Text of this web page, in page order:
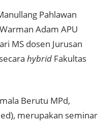
Pahlawan
Adam APU
MS dosen Jurusan
hybrid Fakultas
Berutu MPd,
merupakan seminar